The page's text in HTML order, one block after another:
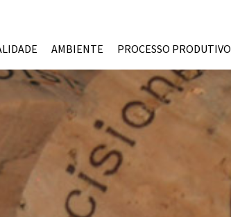
AMBIENTE PROCESSO PRODUTIVO